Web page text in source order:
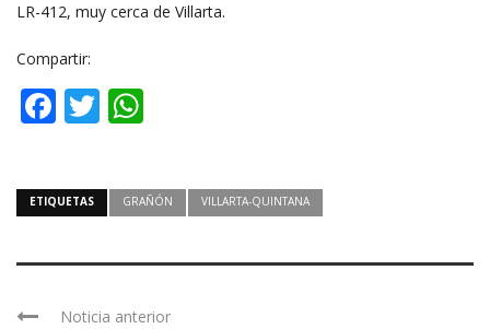
LR-412, muy cerca de Villarta.
Compartir:
Facebook
Twitter
ETIQUETAS GRAÑÓN VILLARTA-QUINTANA
Noticia anterior